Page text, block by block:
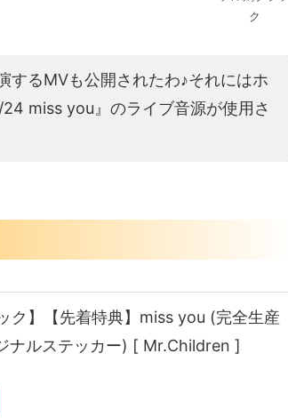
ク
るMVも公開されたわ♪それにはホ
miss you』のライブ音源が使用さ
ク】【先着特典】miss you (完全生産
ナルステッカー) [ Mr.Children ]